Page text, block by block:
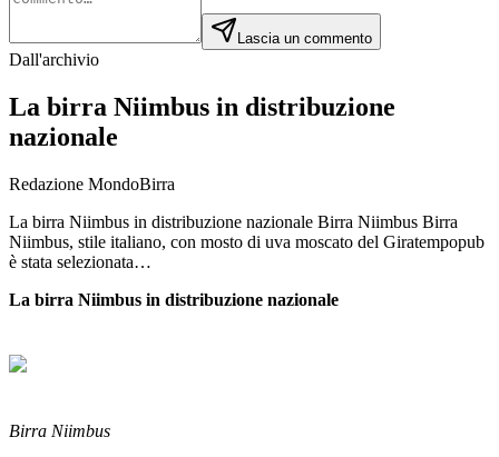
Lascia un commento
Dall'archivio
La birra Niimbus in distribuzione
nazionale
Redazione MondoBirra
La birra Niimbus in distribuzione nazionale Birra Niimbus Birra
Niimbus, stile italiano, con mosto di uva moscato del Giratempopub
è stata selezionata…
La birra Niimbus in distribuzione nazionale
Birra Niimbus